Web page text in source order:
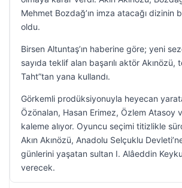
Mehmet Bozdağ’ın imza atacağı dizinin
oldu.
Birsen Altuntaş’ın haberine göre; yeni
sayıda teklif alan başarılı aktör Akınözü,
Taht”tan yana kullandı.
Görkemli prodüksiyonuyla heyecan
Özönalan, Hasan Erimez, Özlem Atasoy
kaleme alıyor. Oyuncu seçimi titizlikle
Akın Akınözü, Anadolu Selçuklu
günlerini yaşatan sultan I. Alâeddin
verecek.